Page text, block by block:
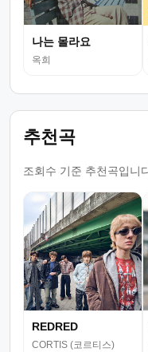
나는 몰라요
옥희
추천곡
조회수 기준 추천곡입니
REDRED
CORTIS (코르티스)